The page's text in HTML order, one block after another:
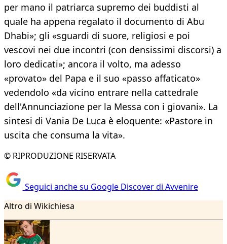
per mano il patriarca supremo dei buddisti al
quale ha appena regalato il documento di Abu
Dhabi»; gli «sguardi di suore, religiosi e poi
vescovi nei due incontri (con densissimi discorsi) a
loro dedicati»; ancora il volto, ma adesso
«provato» del Papa e il suo «passo affaticato»
vedendolo «da vicino entrare nella cattedrale
dell'Annunciazione per la Messa con i giovani». La
sintesi di Vania De Luca è eloquente: «Pastore in
uscita che consuma la vita».
© RIPRODUZIONE RISERVATA
Seguici anche su Google Discover di Avvenire
Altro di Wikichiesa